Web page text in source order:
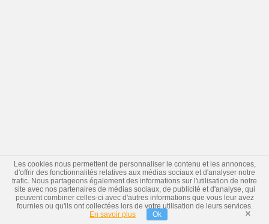
Les cookies nous permettent de personnaliser le contenu et les annonces,
d'offrir des fonctionnalités relatives aux médias sociaux et d'analyser notre
trafic. Nous partageons également des informations sur l'utilisation de notre
site avec nos partenaires de médias sociaux, de publicité et d'analyse, qui
peuvent combiner celles-ci avec d'autres informations que vous leur avez
fournies ou qu'ils ont collectées lors de votre utilisation de leurs services.
En savoir plus
Ok ×